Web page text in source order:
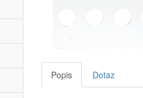
Popis Dotaz